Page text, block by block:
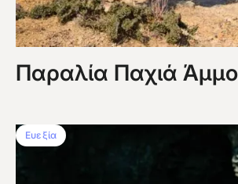
Παραλία Παχιά
Ευεξία